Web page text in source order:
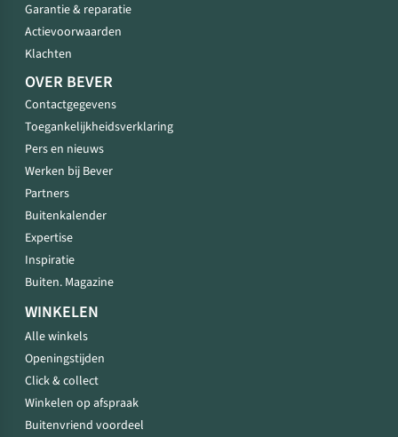
Garantie & reparatie
Actievoorwaarden
Klachten
OVER BEVER
Contactgegevens
Toegankelijkheidsverklaring
Pers en nieuws
Werken bij Bever
Partners
Buitenkalender
Expertise
Inspiratie
Buiten. Magazine
WINKELEN
Alle winkels
Openingstijden
Click & collect
Winkelen op afspraak
Buitenvriend voordeel